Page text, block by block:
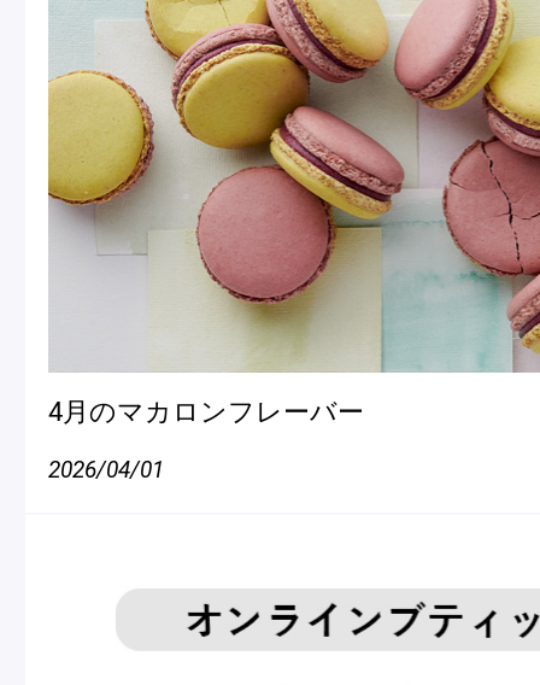
4月のマカロンフレーバー
2026/04/01